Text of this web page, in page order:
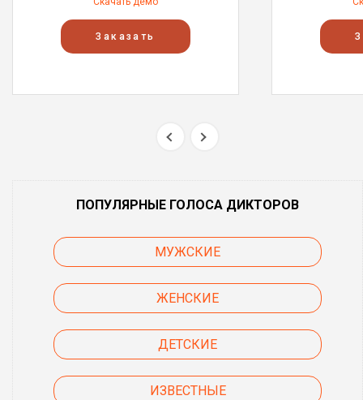
Заказать
ПОПУЛЯРНЫЕ ГОЛОСА ДИКТОРОВ
МУЖСКИЕ
ЖЕНСКИЕ
ДЕТСКИЕ
ИЗВЕСТНЫЕ